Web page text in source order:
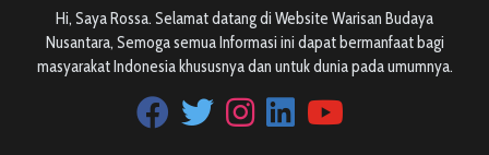
Hi, Saya Rossa. Selamat datang di Website Warisan Budaya
Nusantara, Semoga semua Informasi ini dapat bermanfaat bagi
masyarakat Indonesia khususnya dan untuk dunia pada umumnya.